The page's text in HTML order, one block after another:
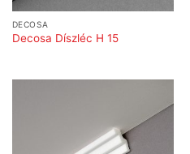
DECOSA
Decosa Díszléc H 15